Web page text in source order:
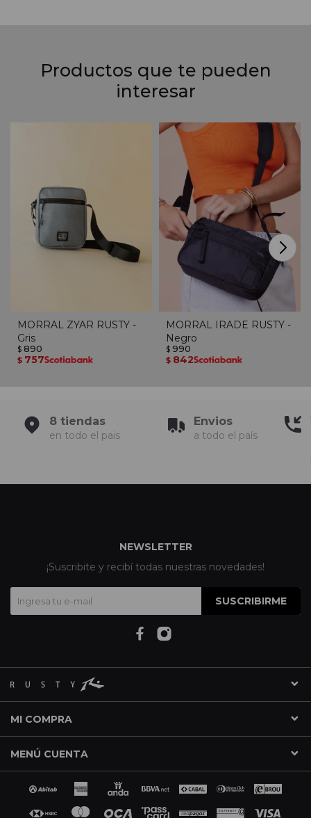
Productos que te pueden
interesar
MORRAL ZYAR RUSTY -
Gris
$ 890
$ 757
MORRAL IRADE RUSTY -
Negro
$ 990
$ 842
8 tiendas
en todo el pais
Envios
a todo el país
MI COMPRA
MENÚ CUENTA
NEWSLETTER
¡Suscribite y recibí todas nuestras novedades!
SUSCRIBIRME